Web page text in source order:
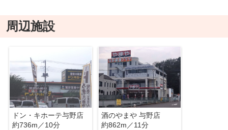
周辺施設
ドン・キホーテ与野店
約736m／10分
酒のやまや 与野店
約862m／11分